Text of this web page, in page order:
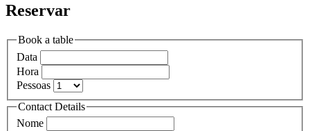
Reservar
Book a table
Data
Hora
Pessoas
Contact Details
Nome